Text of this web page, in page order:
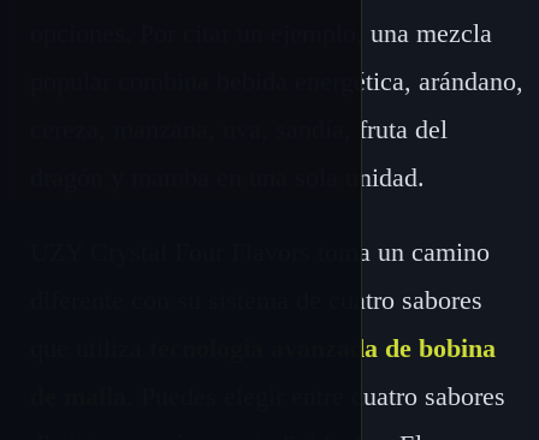
opciones. Por citar un ejemplo, una mezcla
popular combina bebida energética, arándano,
cereza, manzana, uva, sandía, fruta del
dragón y mamba en una sola unidad.
UZY Crystal Four Flavors toma un camino
diferente con su sistema de cuatro sabores
tecnología avanzada de bobina
. Puedes elegir entre cuatro sabores